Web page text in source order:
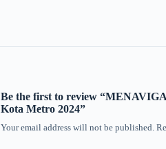
Be the first to review
Kota Metro 2024”
Your email address will not be published.